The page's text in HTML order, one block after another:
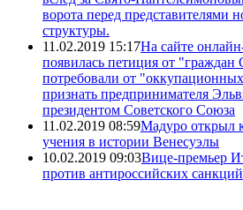
ворота перед представителями
структуры.
11.02.2019 15:17На сайте
появилась петиция от
потребовали от
признать предпринимателя
президентом Советского Союза
11.02.2019 08:59Мадуро открыл
учения в истории Венесуэлы
10.02.2019 09:03Вице-премьер
против антироссийских санкций